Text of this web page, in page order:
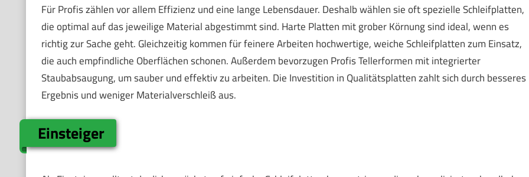
Für Profis zählen vor allem Effizienz und eine lange Lebensdauer. Deshalb wählen sie oft spezielle Schleifplatten,
die optimal auf das jeweilige Material abgestimmt sind. Harte Platten mit grober Körnung sind ideal, wenn es
richtig zur Sache geht. Gleichzeitig kommen für feinere Arbeiten hochwertige, weiche Schleifplatten zum Einsatz,
die auch empfindliche Oberflächen schonen. Außerdem bevorzugen Profis Tellerformen mit integrierter
Staubabsaugung, um sauber und effektiv zu arbeiten. Die Investition in Qualitätsplatten zahlt sich durch besseres
Ergebnis und weniger Materialverschleiß aus.
Einsteiger